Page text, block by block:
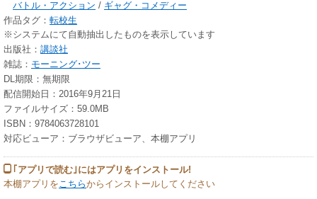
バトル・アクション / ギャグ・コメディー
作品タグ： 転校生
※システムにて自動抽出したものを表示しています
出版社： 講談社
雑誌： モーニング･ツー
DL期限：無期限
配信開始日：2016年9月21日
ファイルサイズ：59.0MB
ISBN：9784063728101
対応ビューア：ブラウザビューア、本棚アプリ
｢アプリで読む｣にはアプリをインストール!
本棚アプリを こちらからインストールしてください